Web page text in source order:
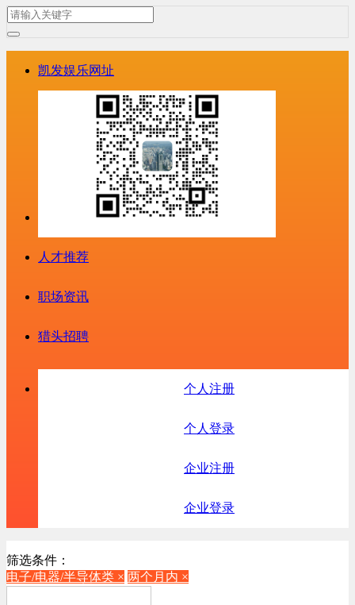
凯发娱乐网址
人才推荐
职场资讯
猎头招聘
个人注册
个人登录
企业注册
企业登录
筛选条件：
电子/电器/半导体类 × 两个月内 ×